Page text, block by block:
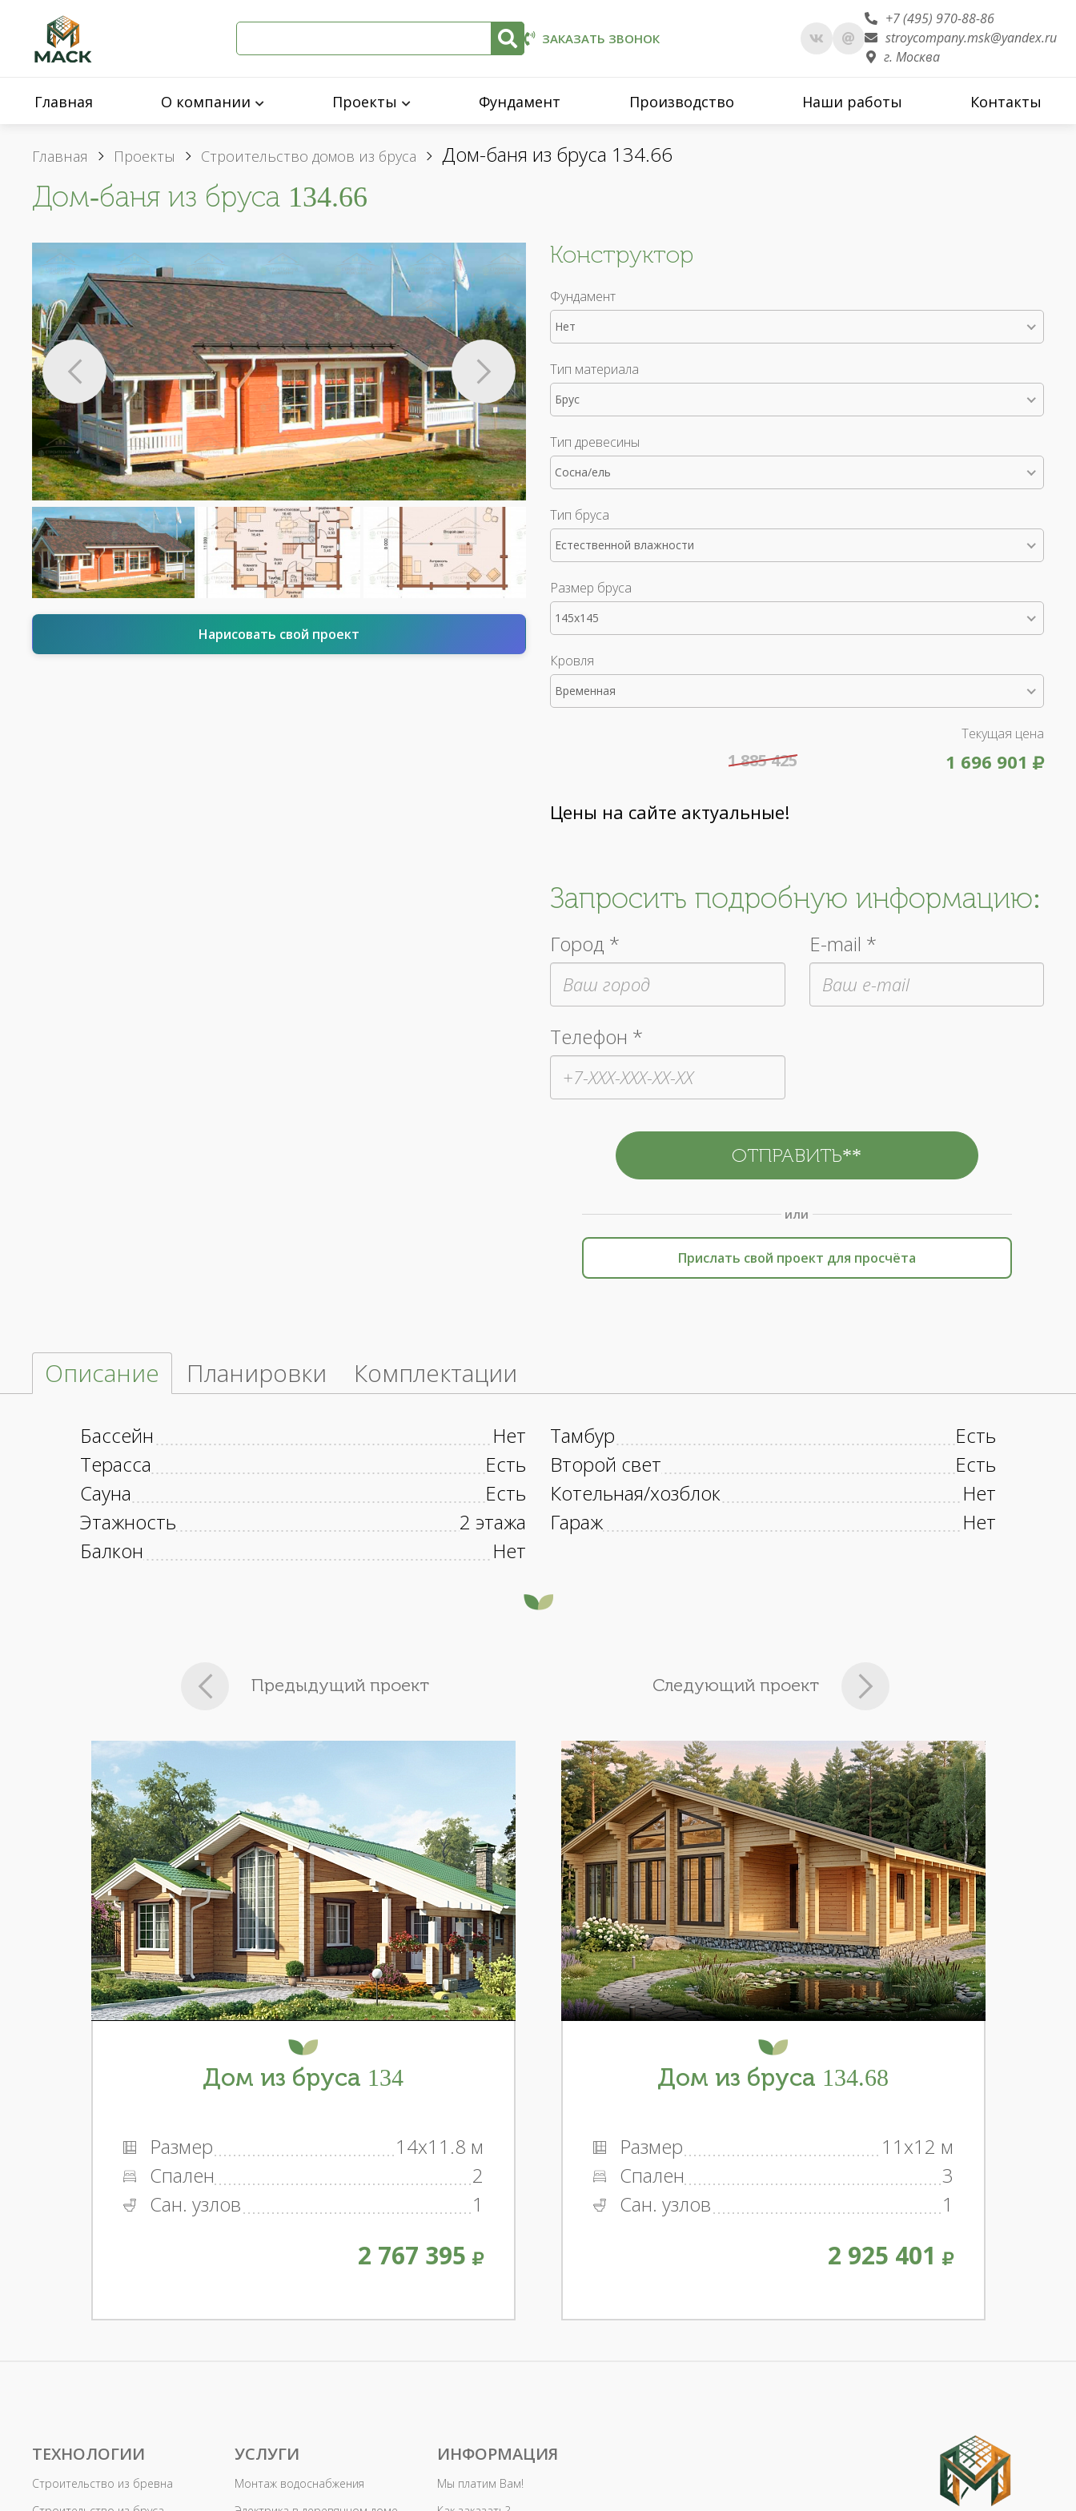
ЗАКАЗАТЬ ЗВОНОК
+7 (495) 970-88-86
stroycompany.msk@yandex.ru
г. Москва
Главная О компании Проекты Фундамент Производство Наши работы Контакты
Главная Проекты Строительство домов из бруса Дом-баня из бруса 134.66
Дом-баня из бруса 134.66
Нарисовать свой проект
Конструктор
Фундамент
Нет
Тип материала
Брус
Тип древесины
Сосна/ель
Тип бруса
Естественной влажности
Размер бруса
145x145
Кровля
Временная
Текущая цена
1 696 901
1 885 425
Цены на сайте актуальные!
Запросить подробную информацию:
Город * E-mail *
Телефон *
или
Прислать свой проект для просчёта
Описание Планировки Комплектации
Бассейн
Нет
Терасса
Есть
Сауна
Есть
Этажность
2 этажа
Балкон
Нет
Тамбур
Есть
Второй свет
Есть
Котельная/хозблок
Нет
Гараж
Нет
Предыдущий проект
Дом из бруса 134
Размер
14x11.8 м
Спален
2
Сан. узлов
1
2 767 395
Следующий проект
Дом из бруса 134.68
Размер
11x12 м
Спален
3
Сан. узлов
1
2 925 401
ТЕХНОЛОГИИ
Строительство из бревна
УСЛУГИ
Монтаж водоснабжения
ИНФОРМАЦИЯ
Мы платим Вам!